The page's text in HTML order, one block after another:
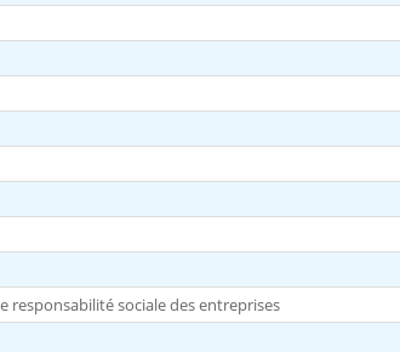
responsabilité sociale des entreprises